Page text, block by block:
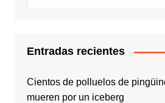
Entradas recientes
Cientos de polluelos de
mueren por un iceberg